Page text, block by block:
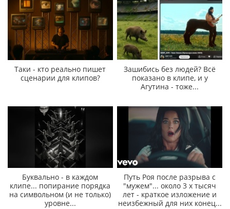
Таки - кто реально пишет
сценарии для клипов?
Зашибись без людей? Всё
показано в клипе, и у
Агутина - тоже...
Буквально - в каждом
клипе... попирание порядка
на символьном (и не только)
уровне...
Путь Роя после разрыва с
"мужем"... около 3 х тысяч
лет - краткое изложение и
неизбежный для них конец...